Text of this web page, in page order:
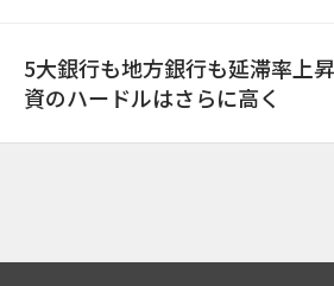
5大銀行も地方銀行も延滞率上
資のハードルはさらに高く